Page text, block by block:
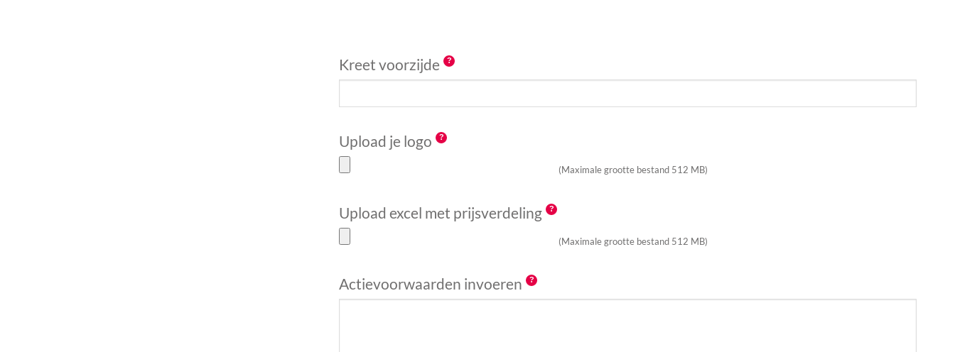
Kreet voorzijde
Upload je logo
(Maximale grootte bestand 512 MB)
Upload excel met prijsverdeling
(Maximale grootte bestand 512 MB)
Actievoorwaarden invoeren